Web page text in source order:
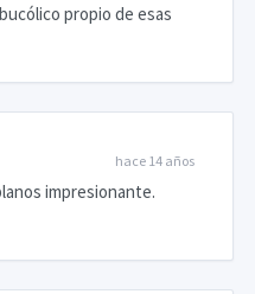
propio de esas
hace 14 años
impresionante.